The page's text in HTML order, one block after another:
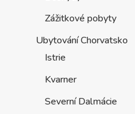
Zážitkové pobyty
Ubytování Chorvatsko
Istrie
Kvarner
Severní Dalmácie